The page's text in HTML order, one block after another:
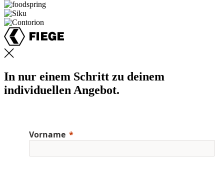
In nur einem Schritt zu deinem
individuellen Angebot.
Vorname